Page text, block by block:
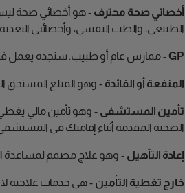
أخصائي صحة محترف - هو أخصائي صحة
الطبيعي، والطب النفسي، وأخصائيي التغذية.
GP- ممارس عام أو طبيب. ستجده يعمل في
المنفعة أو الفائدة - وهو المبلغ المستحق
تأمين المستشفى - وهو تأمين مالي
الصحية المقدمة أثناء إقامتك في
إعادة التأهيل - وهو علاج مصمم لمساعدة
خارج تغطية التأمين - هي خدمات علاجية لا